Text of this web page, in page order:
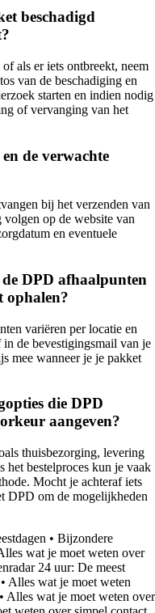
beschadigd
als er iets ontbreekt, neem
van de beschadiging en
starten en indien nodig
of vervanging van het
de verwachte
bij het verzenden van
volgen op de website van
en eventuele
DPD afhaalpunten
ophalen?
variëren per locatie en
de bevestigingsmail van je
mee wanneer je je pakket
die DPD
aangeven?
thuisbezorging, levering
het bestelproces kun je vaak
Mocht je achteraf iets
DPD om de mogelijkheden
• Bijzondere
wat je moet weten over
24 uur: De meest
• Alles wat je moet weten
• Alles wat je moet weten over